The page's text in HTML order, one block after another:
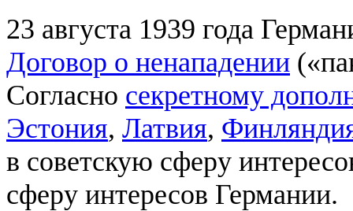
23 августа 1939 года
Договор о ненападении
Согласно секретному
Эстония, Латвия,
в советскую сферу
сферу интересов Германии.